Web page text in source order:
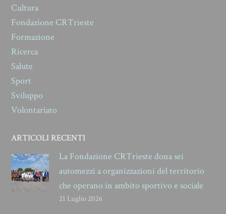
Cultura
Fondazione CRTrieste
Formazione
Ricerca
Salute
Sport
Sviluppo
Volontariato
ARTICOLI RECENTI
La Fondazione CRTrieste dona sei
automezzi a organizzazioni del territorio
che operano in ambito sportivo e sociale
21 Luglio 2026